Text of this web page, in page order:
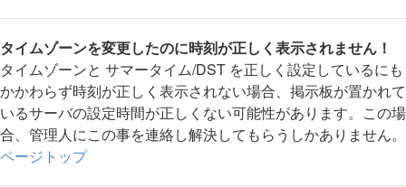
タイムゾーンを変更したのに時刻が正しく表示されません！
タイムゾーンと サマータイム/DST を正しく設定しているにも
かかわらず時刻が正しく表示されない場合、掲示板が置かれて
いるサーバの設定時間が正しくない可能性があります。この場
合、管理人にこの事を連絡し解決してもらうしかありません。
ページトップ